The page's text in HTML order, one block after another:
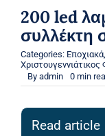
200 led
Categories: Εποχιακά,
By admin 0 min
Read article